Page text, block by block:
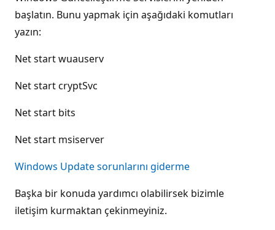
başlatın. Bunu yapmak için aşağıdaki komutları
yazın:
Net start wuauserv
Net start cryptSvc
Net start bits
Net start msiserver
Windows Update sorunlarını giderme
Başka bir konuda yardımcı olabilirsek bizimle
iletişim kurmaktan çekinmeyiniz.